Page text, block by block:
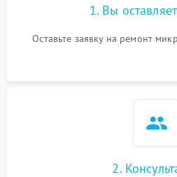
Не работают сенсорные
1000 ₽
1. Вы
Оставьте заявку на ремонт
2.